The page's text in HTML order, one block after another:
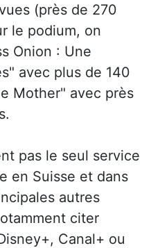
(près de 270
le podium, on
Onion : Une
avec plus de 140
Mother" avec près
pas le seul service
en Suisse et dans
autres
citer
Canal+ ou